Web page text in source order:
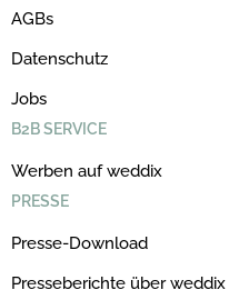
AGBs
Datenschutz
Jobs
B2B SERVICE
Werben auf weddix
PRESSE
Presse-Download
Presseberichte über weddix